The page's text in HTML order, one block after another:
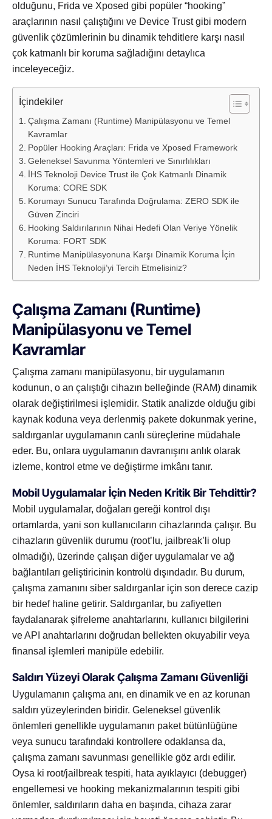
olduğunu, Frida ve Xposed gibi popüler “hooking”
araçlarının nasıl çalıştığını ve Device Trust gibi modern
güvenlik çözümlerinin bu dinamik tehditlere karşı nasıl
çok katmanlı bir koruma sağladığını detaylıca
inceleyeceğiz.
İçindekiler
Çalışma Zamanı (Runtime) Manipülasyonu ve Temel
Kavramlar
Popüler Hooking Araçları: Frida ve Xposed Framework
Geleneksel Savunma Yöntemleri ve Sınırlılıkları
İHS Teknoloji Device Trust ile Çok Katmanlı Dinamik
Koruma: CORE SDK
Korumayı Sunucu Tarafında Doğrulama: ZERO SDK ile
Güven Zinciri
Hooking Saldırılarının Nihai Hedefi Olan Veriye Yönelik
Koruma: FORT SDK
Runtime Manipülasyonuna Karşı Dinamik Koruma İçin
Neden İHS Teknoloji’yi Tercih Etmelisiniz?
Çalışma Zamanı (Runtime)
Manipülasyonu ve Temel
Kavramlar
Çalışma zamanı manipülasyonu, bir uygulamanın
kodunun, o an çalıştığı cihazın belleğinde (RAM) dinamik
olarak değiştirilmesi işlemidir. Statik analizde olduğu gibi
kaynak koduna veya derlenmiş pakete dokunmak yerine,
saldırganlar uygulamanın canlı süreçlerine müdahale
eder. Bu, onlara uygulamanın davranışını anlık olarak
izleme, kontrol etme ve değiştirme imkânı tanır.
Mobil Uygulamalar İçin Neden Kritik Bir Tehdittir?
Mobil uygulamalar, doğaları gereği kontrol dışı
ortamlarda, yani son kullanıcıların cihazlarında çalışır. Bu
cihazların güvenlik durumu (root’lu, jailbreak’li olup
olmadığı), üzerinde çalışan diğer uygulamalar ve ağ
bağlantıları geliştiricinin kontrolü dışındadır. Bu durum,
çalışma zamanını siber saldırganlar için son derece cazip
bir hedef haline getirir. Saldırganlar, bu zafiyetten
faydalanarak şifreleme anahtarlarını, kullanıcı bilgilerini
ve API anahtarlarını doğrudan bellekten okuyabilir veya
finansal işlemleri manipüle edebilir.
Saldırı Yüzeyi Olarak Çalışma Zamanı Güvenliği
Uygulamanın çalışma anı, en dinamik ve en az korunan
saldırı yüzeylerinden biridir. Geleneksel güvenlik
önlemleri genellikle uygulamanın paket bütünlüğüne
veya sunucu tarafındaki kontrollere odaklansa da,
çalışma zamanı savunması genellikle göz ardı edilir.
Oysa ki root/jailbreak tespiti, hata ayıklayıcı (debugger)
engellemesi ve hooking mekanizmalarının tespiti gibi
önlemler, saldırıların daha en başında, cihaza zarar